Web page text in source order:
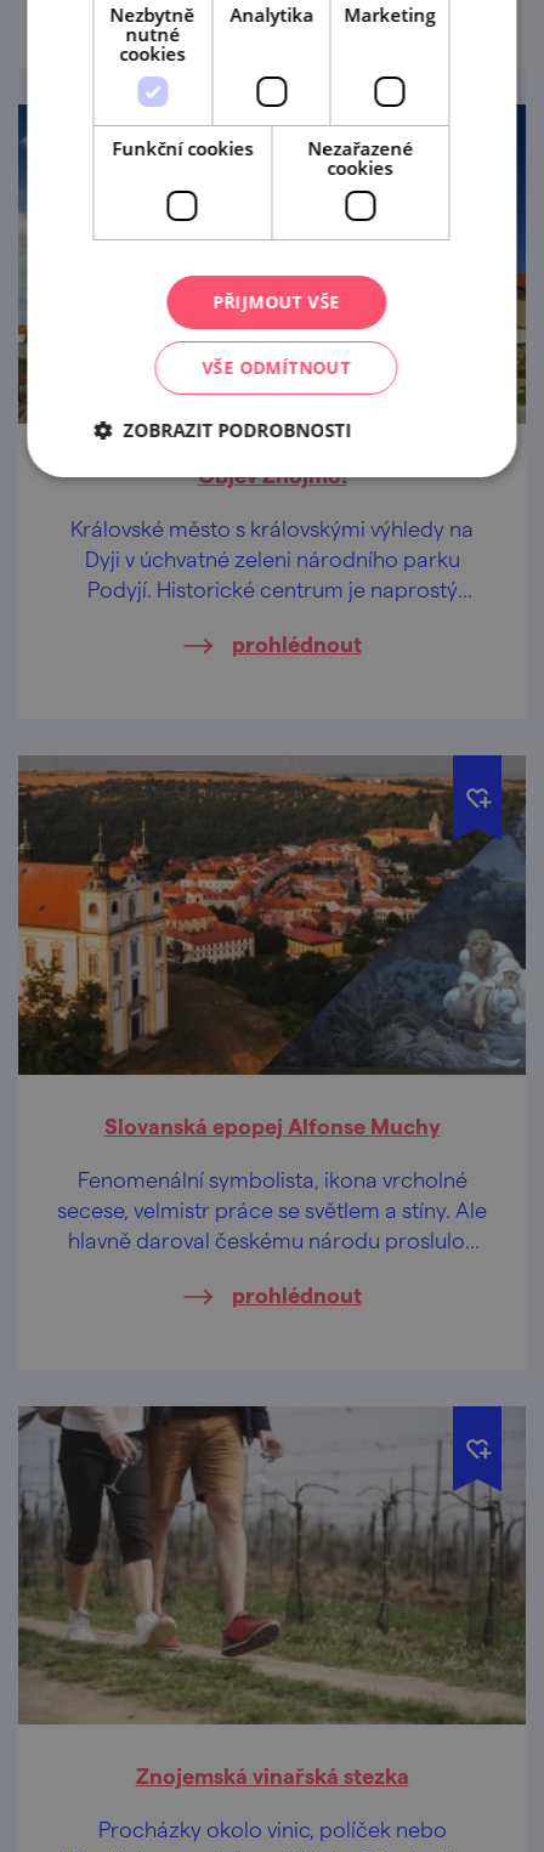
Objev Znojmo!
Královské město s královskými výhledy na
Dyji v úchvatné zeleni národního parku
Podyjí. Historické centrum je naprostý
prohlédnout
Slovanská epopej Alfonse Muchy
Fenomenální symbolista, ikona vrcholné
secese, velmistr práce se světlem a stíny. Ale
hlavně daroval českému národu proslulou
prohlédnout
Znojemská vinařská stezka
Procházky okolo vinic, políček nebo
Nezbytně
nutné
cookies
Analytika Marketing
Funkční cookies
Nezařazené
cookies
PŘIJMOUT VŠE
VŠE ODMÍTNOUT
ZOBRAZIT PODROBNOSTI